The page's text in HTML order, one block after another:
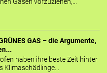
GAS – die Argumente,
haben ihre beste Zeit hinter
Klimaschädlinge...